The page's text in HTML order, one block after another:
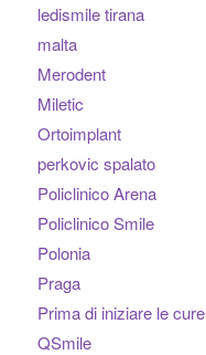
ledismile tirana
malta
Merodent
Miletic
Ortoimplant
perkovic spalato
Policlinico Arena
Policlinico Smile
Polonia
Praga
Prima di iniziare le cure
QSmile